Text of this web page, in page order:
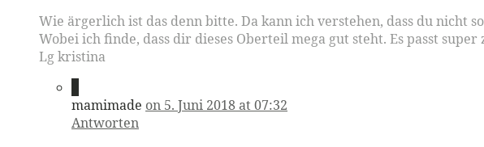
Wie ärgerlich ist das denn bitte. Da kann ich verstehen, dass du nicht
Wobei ich finde, dass dir dieses Oberteil mega gut steht. Es passt
Lg kristina
mamimade on 5. Juni 2018 at 07:32
Antworten